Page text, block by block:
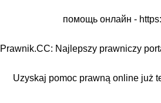
помощь онлайн -
Prawnik.CC: Najlepszy prawniczy
Uzyskaj pomoc prawną online już